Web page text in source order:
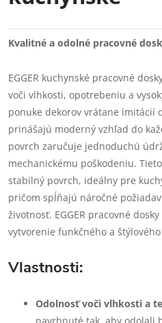
Kvalitné a odolné pracovné
EGGER kuchynské pracovné
voči vlhkosti, opotrebeniu a
ponuke dekorov vrátane imitácií
prinášajú moderný vzhľad do
povrch zaručuje jednoduchú
mechanickému poškodeniu.
stabilný povrch, ideálny pre
pričom spĺňajú náročné
životnosť. EGGER pracovné
vytvorenie funkčného a
Vlastnosti:
Odolnosť voči vlhkosti a